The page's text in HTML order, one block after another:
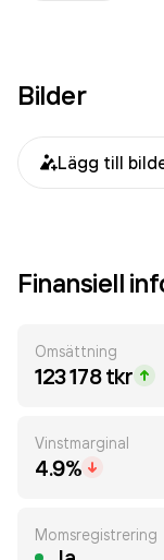
Bilder
Lägg till
Finansiell
Omsättning
123 178 tkr
Vinstmarginal
4.9%
Momsregistrering